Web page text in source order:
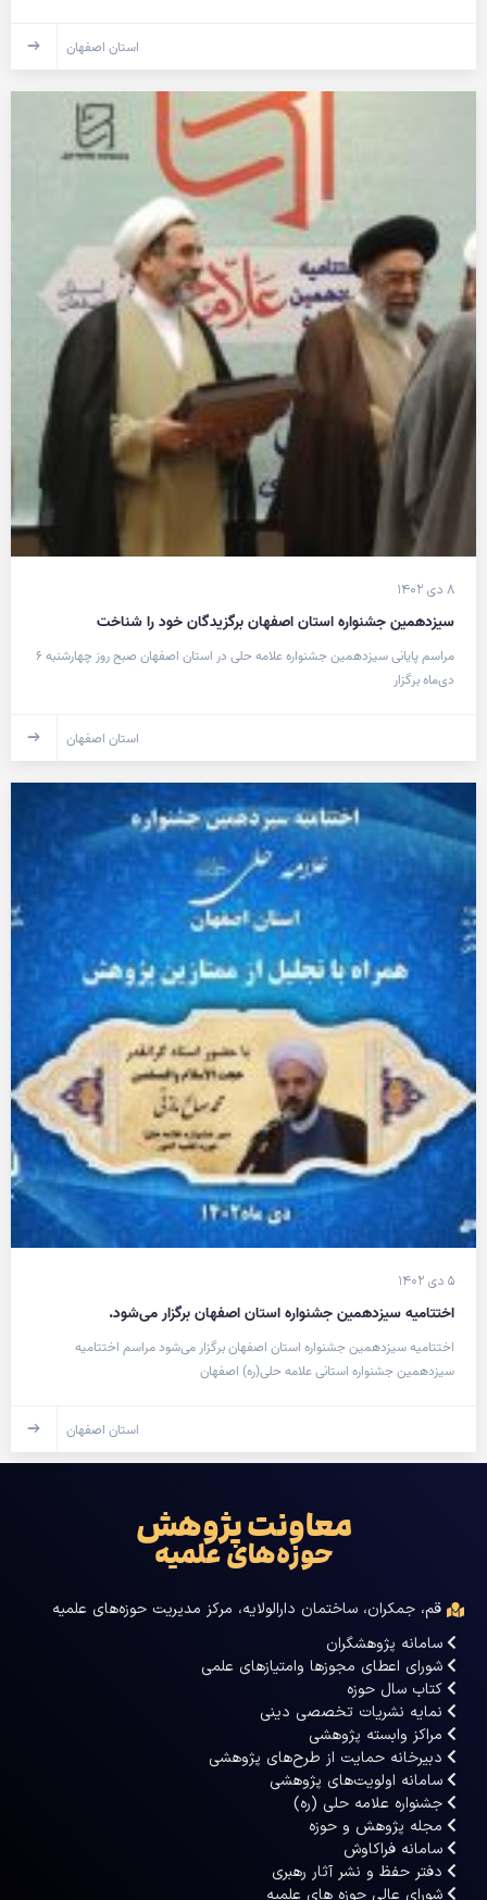
استان اصفهان
۸ دی ۱۴۰۲
سیزدهمین جشنواره استان اصفهان برگزیدگان خود را شناخت
مراسم پایانی سیزدهمین جشنواره علامه حلی در استان اصفهان صبح روز چهارشنبه ۶
دی‌ماه برگزار
استان اصفهان
۵ دی ۱۴۰۲
اختتامیه سیزدهمین جشنواره استان اصفهان برگزار می‌شود.
اختتامیه سیزدهمین جشنواره استان اصفهان برگزار می‌شود مراسم اختتامیه
سیزدهمین جشنواره استانی علامه حلی(ره) اصفهان
استان اصفهان
معاونت پژوهش
حوزه‌های علمیه
قم، جمکران، ساختمان دارالولایه، مرکز مدیریت حوزه‌های علمیه
سامانه پژوهشگران
شورای اعطای مجوزها وامتیازهای علمی
کتاب سال حوزه
نمایه نشریات تخصصی دینی
مراکز وابسته پژوهشی
دبیرخانه حمایت از طرح‌های پژوهشی
سامانه اولویت‌های پژوهشی
جشنواره علامه حلی (ره)
مجله پژوهش و حوزه
سامانه فراکاوش
دفتر حفظ و نشر آثار رهبری
شورای عالی حوزه های علمیه